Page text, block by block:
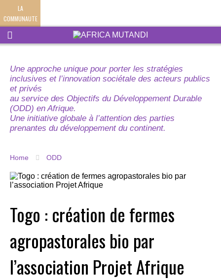
LA
COMMUNAUTE
Une approche unique pour porter les stratégies
inclusives et l’innovation sociétale des acteurs publics
et privés
au service des Objectifs du Développement Durable
(ODD) en Afrique.
Une initiative globale à l’attention des parties
prenantes du développement du continent.
Home ODD
Togo : création de fermes
agropastorales bio par
l’association Projet Afrique